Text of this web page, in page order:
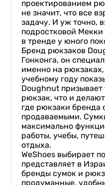
проектированием
не значит, что все
задачу. И уж точно,
подростковой
в тренде у юного
Бренд рюкзаков
Гонконга, он
именно на
учебному году
Doughnut призывает
рюкзак, что и
где рюкзаки бренда
продаваемыми.
максимально
работы, учебы,
отдыха.
WeShoes выбирает
представляет в
бренды сумок и
продуманные,